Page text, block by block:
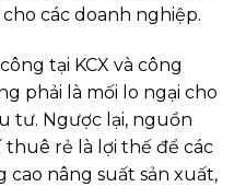
các doanh nghiệp.
tại KCX và công
phải là mối lo ngại cho
tư. Ngược lại, nguồn
thuê rẻ là lợi thế để các
cao nâng suất sản xuất,